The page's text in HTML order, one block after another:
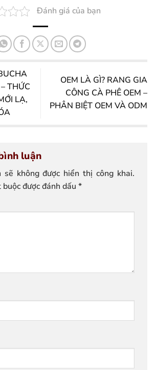
Đánh giá của bạn
THỨC
LẠ,
OEM LÀ GÌ? RANG GIA
CÔNG CÀ PHÊ OEM –
PHÂN BIỆT OEM VÀ ODM
luận
sẽ không được hiển thị công khai.
được đánh dấu *